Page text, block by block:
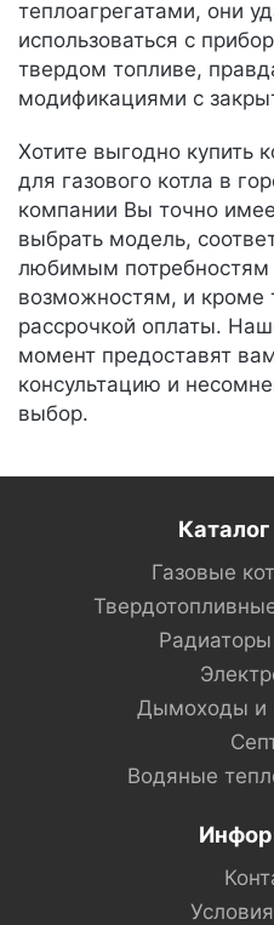
теплоагрегатами, они
использоваться с
твердом топливе,
модификациями с
Хотите выгодно купить
для газового котла в
компании Вы точно
выбрать модель,
любимым
возможностям, и кроме
рассрочкой оплаты.
момент предоставят
консультацию и
выбор.
Газовые
Дымоходы и
Водяные